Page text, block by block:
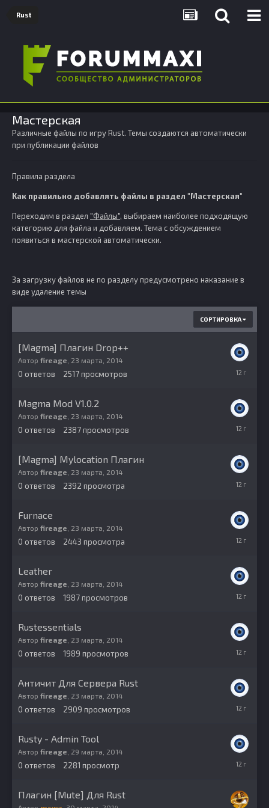
Rust
Мастерская
Различные файлы по игру Rust. Темы создаются автоматически
при публикации файлов
Правила раздела
Как правильно добавлять файлы в раздел "Мастерская"
Переходим в раздел "Файлы", выбираем наиболее подходящую
категорию для файла и добавляем. Тема с обсуждением
появиться в мастерской автоматически.
За загрузку файлов не по разделу предусмотрено наказание в
виде удаление темы
СОРТИРОВКА
[Magma] Плагин Drop++
Автор fireage 23 марта, 2014
0 ответов 2517просмотров
марта,
Magma Mod V1.0.2
Автор fireage 23 марта, 2014
0 ответов 2387просмотров
марта,
[Magma] Mylocation Плагин
Автор fireage 23 марта, 2014
0 ответов 2392 просмотра
марта,
Furnace
Автор fireage 23 марта, 2014
0 ответов 2443 просмотра
марта,
Leather
Автор fireage 23 марта, 2014
0 ответов 1987просмотров
марта,
Rustessentials
Автор fireage 23 марта, 2014
0 ответов 1989 просмотров
марта,
Античит Для Сервера Rust
Автор fireage 23 марта, 2014
0 ответов 2909 просмотров
марта,
Rusty - Admin Tool
Автор fireage 29 марта, 2014
0 ответов 2281 просмотр
марта,
Плагин [Mute] Для Rust